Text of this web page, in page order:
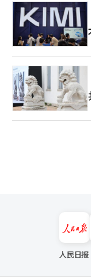
人民日报